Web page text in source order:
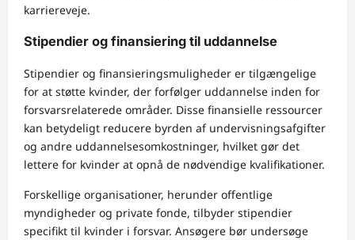
karriereveje.
Stipendier og finansiering til uddannelse
Stipendier og finansieringsmuligheder er tilgængelige
for at støtte kvinder, der forfølger uddannelse inden for
forsvarsrelaterede områder. Disse finansielle ressourcer
kan betydeligt reducere byrden af undervisningsafgifter
og andre uddannelsesomkostninger, hvilket gør det
lettere for kvinder at opnå de nødvendige kvalifikationer.
Forskellige organisationer, herunder offentlige
myndigheder og private fonde, tilbyder stipendier
specifikt til kvinder i forsvar. Ansøgere bør undersøge